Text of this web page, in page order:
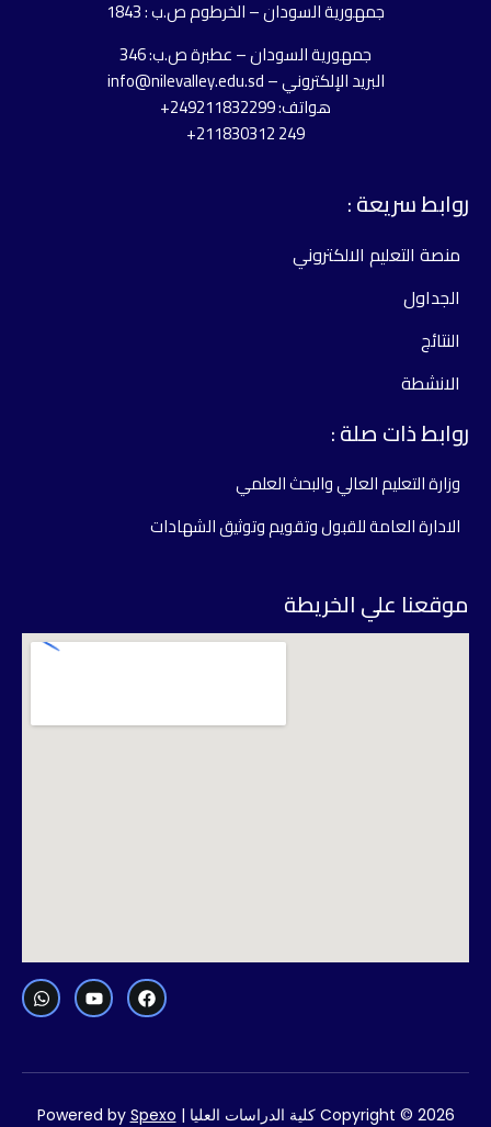
جمهورية السودان – الخرطوم ص.ب : 1843
جمهورية السودان – عطبرة ص.ب: 346
البريد الإلكتروني – info@nilevalley.edu.sd
هواتف: 249211832299+
سريعة :
منصة التعليم الالكتروني
الجداول
النتائج
الانشطة
ذات صلة :
وزارة التعليم العالي والبحث العلمي
الادارة العامة للقبول وتقويم وتوثيق الشهادات
علي الخريطة
Copyright © 2026 كلية الدراسات العليا | Powered by Spexo